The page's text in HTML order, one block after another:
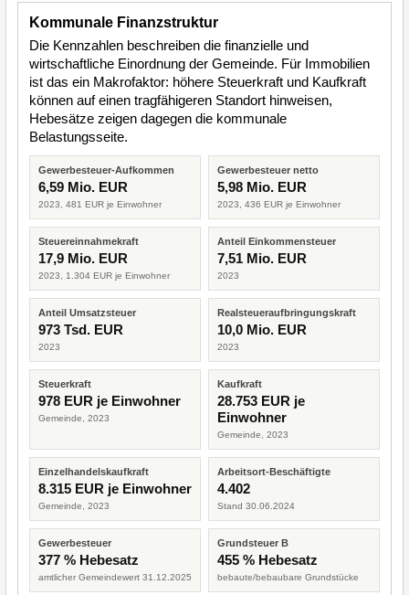
Kommunale Finanzstruktur
Die Kennzahlen beschreiben die finanzielle und
wirtschaftliche Einordnung der Gemeinde. Für Immobilien
ist das ein Makrofaktor: höhere Steuerkraft und Kaufkraft
können auf einen tragfähigeren Standort hinweisen,
Hebesätze zeigen dagegen die kommunale
Belastungsseite.
Gewerbesteuer-Aufkommen
6,59 Mio. EUR
2023, 481 EUR je Einwohner
Gewerbesteuer netto
5,98 Mio. EUR
2023, 436 EUR je Einwohner
Steuereinnahmekraft
17,9 Mio. EUR
2023, 1.304 EUR je Einwohner
Anteil Einkommensteuer
7,51 Mio. EUR
2023
Anteil Umsatzsteuer
973 Tsd. EUR
2023
Realsteueraufbringungskraft
10,0 Mio. EUR
2023
Steuerkraft
978 EUR je Einwohner
Gemeinde, 2023
Kaufkraft
28.753 EUR je
Einwohner
Gemeinde, 2023
Einzelhandelskaufkraft
8.315 EUR je Einwohner
Gemeinde, 2023
Arbeitsort-Beschäftigte
4.402
Stand 30.06.2024
Gewerbesteuer
377 % Hebesatz
amtlicher Gemeindewert 31.12.2025
Grundsteuer B
455 % Hebesatz
bebaute/bebaubare Grundstücke